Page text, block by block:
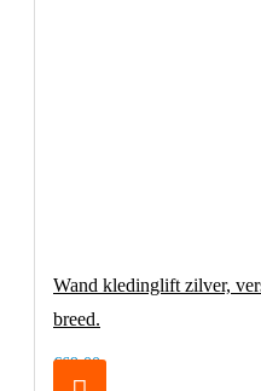
Wand kledinglift zilver,
breed.
€69,00